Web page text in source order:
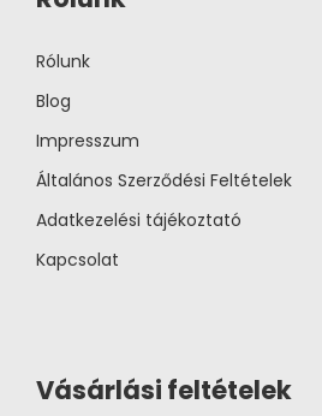
Rólunk
Blog
Impresszum
Általános Szerződési Feltételek
Adatkezelési tájékoztató
Kapcsolat
Vásárlási feltételek